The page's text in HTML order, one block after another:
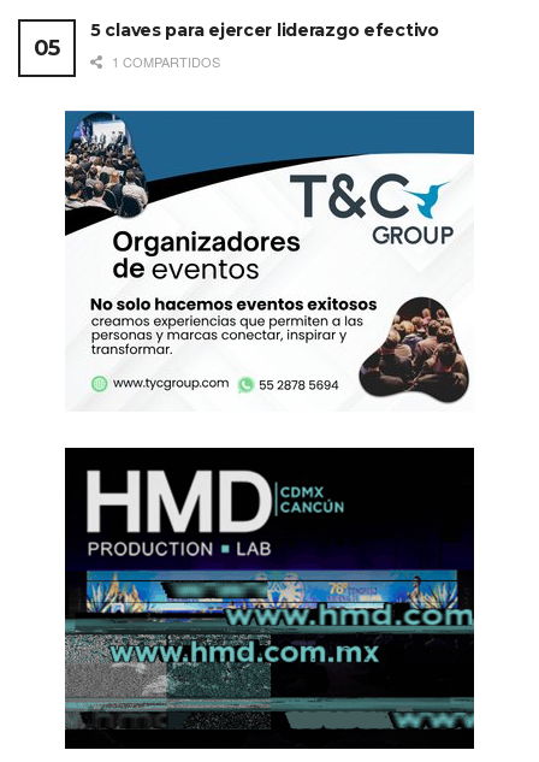
5 claves para ejercer liderazgo efectivo
1 COMPARTIDOS